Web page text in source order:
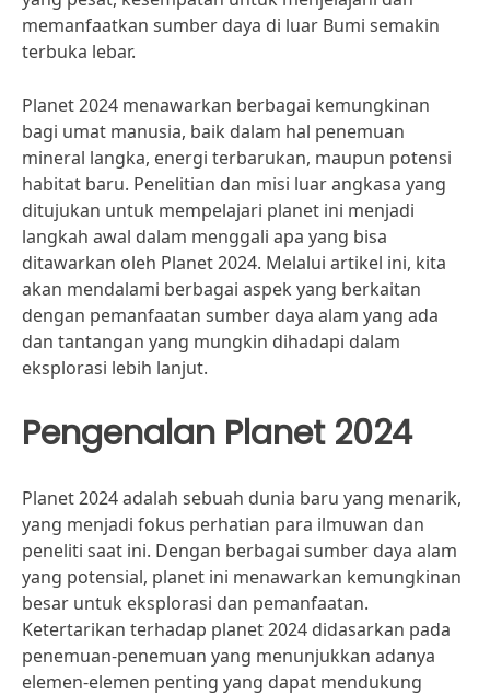
memanfaatkan sumber daya di luar Bumi semakin
terbuka lebar.
Planet 2024 menawarkan berbagai kemungkinan
bagi umat manusia, baik dalam hal penemuan
mineral langka, energi terbarukan, maupun potensi
habitat baru. Penelitian dan misi luar angkasa yang
ditujukan untuk mempelajari planet ini menjadi
langkah awal dalam menggali apa yang bisa
ditawarkan oleh Planet 2024. Melalui artikel ini, kita
akan mendalami berbagai aspek yang berkaitan
dengan pemanfaatan sumber daya alam yang ada
dan tantangan yang mungkin dihadapi dalam
eksplorasi lebih lanjut.
Pengenalan Planet 2024
Planet 2024 adalah sebuah dunia baru yang menarik,
yang menjadi fokus perhatian para ilmuwan dan
peneliti saat ini. Dengan berbagai sumber daya alam
yang potensial, planet ini menawarkan kemungkinan
besar untuk eksplorasi dan pemanfaatan.
Ketertarikan terhadap planet 2024 didasarkan pada
penemuan-penemuan yang menunjukkan adanya
elemen-elemen penting yang dapat mendukung